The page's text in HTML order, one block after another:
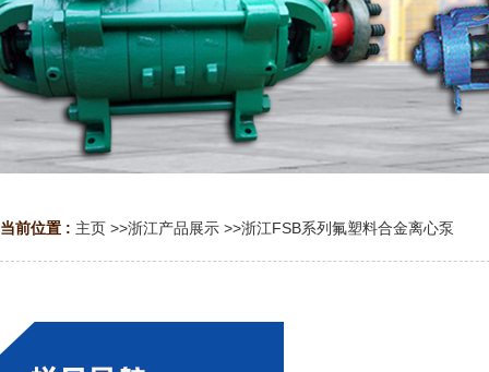
当前位置 : 主页 >>浙江产品展示 >>浙江FSB系列氟塑料合金离心泵